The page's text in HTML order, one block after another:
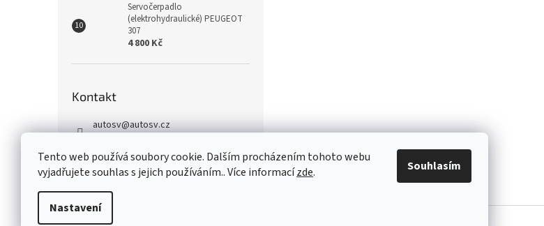
Tento web používá soubory cookie. Dalším procházením tohoto webu
vyjadřujete souhlas s jejich používáním.. Více informacízde.
Nastavení
Souhlasím
Servočerpadlo
(elektrohydraulické) PEUGEOT
307
4 800 Kč
Kontakt
autosv@autosv.cz
+420 739 933 279